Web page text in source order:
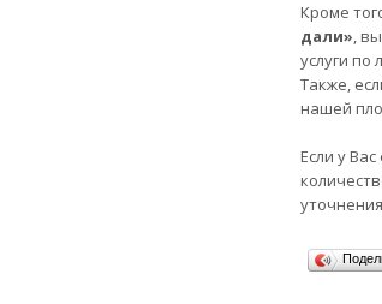
Кроме
дали»,
услуги
Также,
нашей
Если у